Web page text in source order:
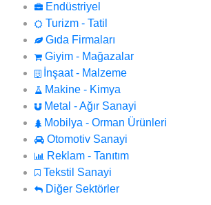
Endüstriyel
Turizm - Tatil
Gıda Firmaları
Giyim - Mağazalar
İnşaat - Malzeme
Makine - Kimya
Metal - Ağır Sanayi
Mobilya - Orman Ürünleri
Otomotiv Sanayi
Reklam - Tanıtım
Tekstil Sanayi
Diğer Sektörler